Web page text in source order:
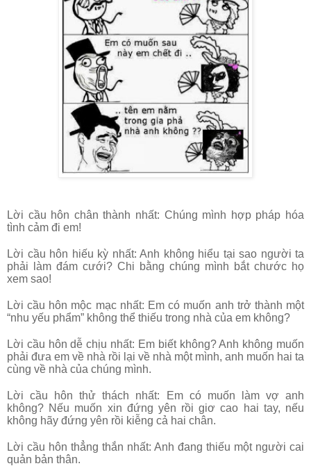
Lời cầu hôn chân thành nhất: Chúng mình hợp pháp hóa
tình cảm đi em!
Lời cầu hôn hiếu kỳ nhất: Anh không hiểu tại sao người ta
phải làm đám cưới? Chi bằng chúng mình bắt chước họ
xem sao!
Lời cầu hôn mộc mạc nhất: Em có muốn anh trở thành một
“nhu yếu phẩm” không thể thiếu trong nhà của em không?
Lời cầu hôn dễ chịu nhất: Em biết không? Anh không muốn
phải đưa em về nhà rồi lại về nhà một mình, anh muốn hai ta
cùng về nhà của chúng mình.
Lời cầu hôn thử thách nhất: Em có muốn làm vợ anh
không? Nếu muốn xin đứng yên rồi giơ cao hai tay, nếu
không hãy đứng yên rồi kiễng cả hai chân.
Lời cầu hôn thẳng thắn nhất: Anh đang thiếu một người cai
quản bản thân.